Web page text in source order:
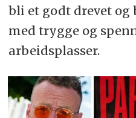
bli et godt drevet
med trygge og
arbeidsplasser.